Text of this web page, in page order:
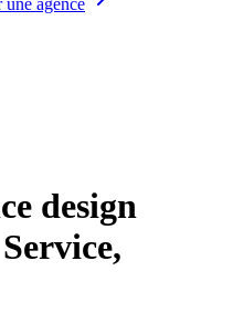
une agence
design